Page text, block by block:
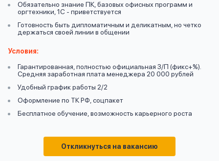
Обязательно знание ПК, базовых офисных программ и
оргтехники, 1С - приветствуется
Готовность быть дипломатичным и деликатным, но четко
держаться своей линии в общении
Условия:
Гарантированная, полностью официальная З/П (фикс+%).
Средняя заработная плата менеджера 20 000 рублей
Удобный график работы 2/2
Оформление по ТК РФ, соцпакет
Бесплатное обучение, возможность карьерного роста
Откликнуться на вакансию
Оформить заявку
Ответы
на
вопросы